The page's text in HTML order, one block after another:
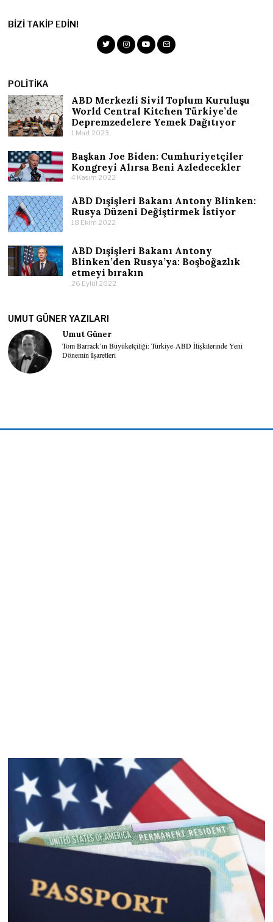
BIZI TAKIP EDIN!
POLITIKA
ABD Merkezli Sivil Toplum Kuruluşu
World Central Kitchen Türkiye’de
Depremzedelere Yemek Dağıtıyor
1 Mart 2023
Başkan Joe Biden: Cumhuriyetçiler
Kongreyi Alırsa Beni Azledecekler
4 Kasım 2022
ABD Dışişleri Bakanı Antony Blinken:
Rusya Düzeni Değiştirmek İstiyor
18 Ekim 2022
ABD Dışişleri Bakanı Antony
Blinken’den Rusya’ya: Boşboğazlık
etmeyi bırakın
26 Eylül 2022
UMUT GÜNER YAZILARI
Umut Güner
Tom Barrack’ın Büyükelçiliği: Türkiye-ABD İlişkilerinde Yeni
Dönemin İşaretleri